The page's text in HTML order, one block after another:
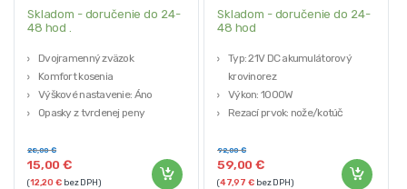
Skladom - doručenie do 24-
48 hod .
Dvojramenný zväzok
Komfort kosenia
Výškové nastavenie: Áno
Opasky z tvrdenej peny
15,00€
28,00€
(12,20€bez DPH)
Skladom - doručenie do 24-
48 hod
Typ: 21V DC akumulátorový
krovinorez
Výkon: 1000W
Rezací prvok: nože/kotúč
ot./min
Nastavenie dĺžky: 990 – 1350 mm
59,00€
92,00€
(47,97€bez DPH)